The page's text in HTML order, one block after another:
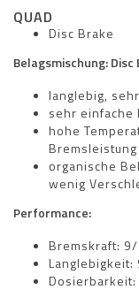
QUAD
Disc Brake
Belagsmischung: Disc
langlebig,
sehr einfache
hohe
Bremsleistung
organische
wenig
Performance:
Bremskraft:
Langlebigkeit: